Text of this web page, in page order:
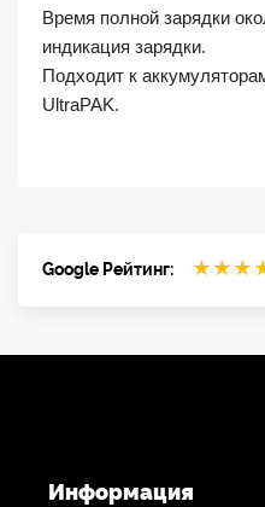
Время полной зарядки
индикация зарядки.
Подходит к
UltraPAK.
Google Рейтинг: ★ ★ ★
Информация